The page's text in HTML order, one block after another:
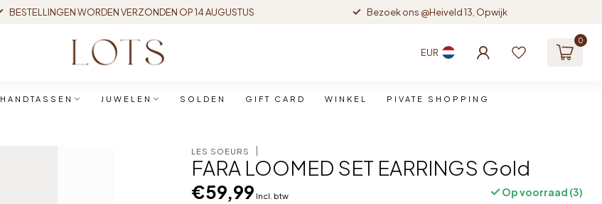
BESTELLINGEN WORDEN VERZONDEN OP 14 AUGUSTUS Bezoek ons @Heiveld 13, Opwijk
EUR
0
HANDTASSEN JUWELEN SOLDEN GIFT CARD WINKEL PIVATE SHOPPING
LES SOEURS
FARA LOOMED SET EARRINGS Gold
€59,99 Incl. btw Op voorraad (3)